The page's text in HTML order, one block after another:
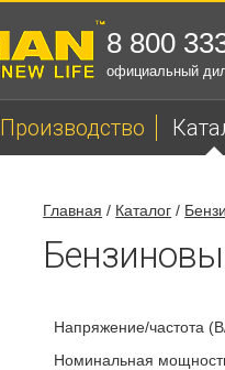
8 800
официальный
Производство
Главная / Каталог /
Напряжение/частота
Номинальная